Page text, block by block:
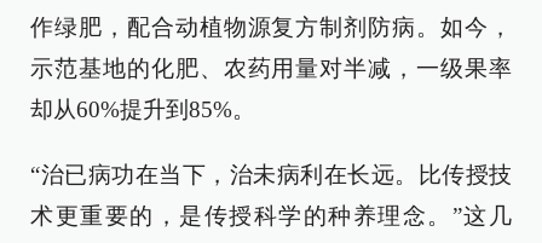
作绿肥，配合动植物源复方制剂防病。如今，
示范基地的化肥、农药用量对半减，一级果率
却从60%提升到85%。
“治已病功在当下，治未病利在长远。比传授技
术更重要的，是传授科学的种养理念。”这几